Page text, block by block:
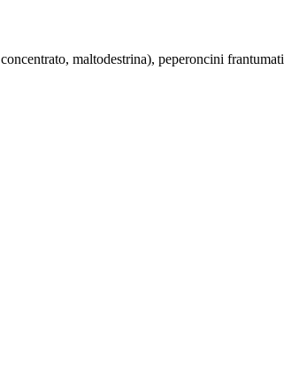
maltodestrina), peperoncini frantumati